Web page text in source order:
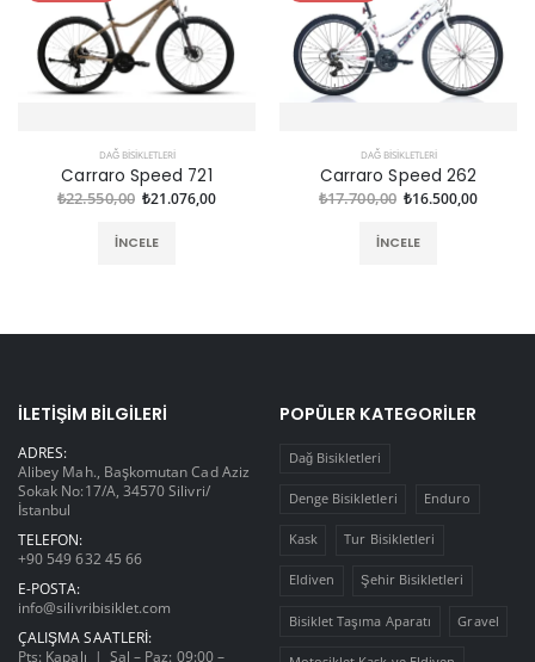
DAĞ BISIKLETLERI
Carraro Speed 721
₺22.550,00 ₺21.076,00
İNCELE
DAĞ BISIKLETLERI
Carraro Speed 262
₺17.700,00 ₺16.500,00
İNCELE
İLETIŞIM BILGILERI
ADRES:
Alibey Mah., Başkomutan Cad Aziz
Sokak No:17/A, 34570 Silivri/
İstanbul
TELEFON:
+90 549 632 45 66
E-POSTA:
info@silivribisiklet.com
ÇALIŞMA SAATLERI:
Pts: Kapalı | Sal – Paz: 09:00 –
POPÜLER KATEGORILER
Dağ Bisikletleri
Denge Bisikletleri Enduro
Kask Tur Bisikletleri
Eldiven Şehir Bisikletleri
Bisiklet Taşıma Aparatı Gravel